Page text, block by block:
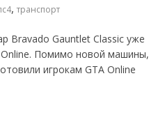
,транспорт
Bravado Gauntlet Classic уже
Online. Помимо новой машины,
игрокам GTA Online